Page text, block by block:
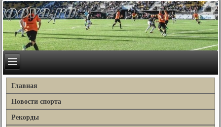
Главная
Новости спорта
Рекорды